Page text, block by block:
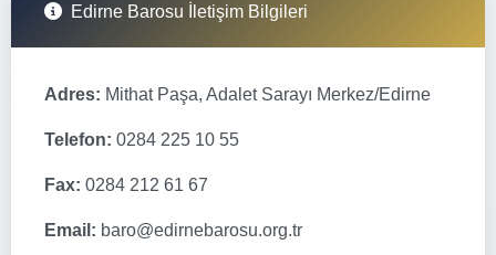
Edirne Barosu İletişim Bilgileri
Adres: Mithat Paşa, Adalet Sarayı Merkez/Edirne
Telefon: 0284 225 10 55
Fax: 0284 212 61 67
Email: baro@edirnebarosu.org.tr